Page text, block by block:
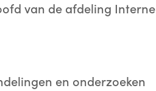
van de afdeling Interne
en onderzoeken